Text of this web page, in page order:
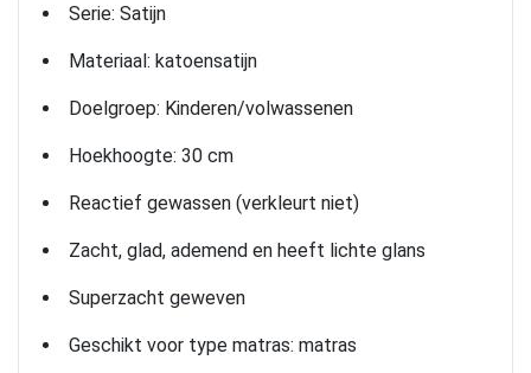
Serie: Satijn
Materiaal: katoensatijn
Doelgroep: Kinderen/volwassenen
Hoekhoogte: 30 cm
Reactief gewassen (verkleurt niet)
Zacht, glad, ademend en heeft lichte glans
Superzacht geweven
Geschikt voor type matras: matras